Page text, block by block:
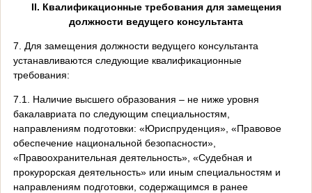
II. Квалификационные требования для замещения
должности ведущего консультанта
7. Для замещения должности ведущего консультанта
устанавливаются следующие квалификационные
требования:
7.1. Наличие высшего образования – не ниже уровня
бакалавриата по следующим специальностям,
направлениям подготовки: «Юриспруденция», «Правовое
обеспечение национальной безопасности»,
«Правоохранительная деятельность», «Судебная и
прокурорская деятельность» или иным специальностям и
направлениям подготовки, содержащимся в ранее